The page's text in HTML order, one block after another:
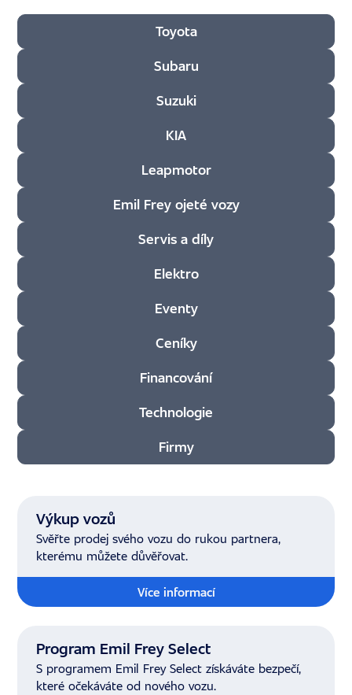
Filtr dle sekce
Toyota
Subaru
Suzuki
KIA
Leapmotor
Emil Frey ojeté vozy
Servis a díly
Elektro
Eventy
Ceníky
Financování
Technologie
Firmy
Výkup vozů
Svěřte prodej svého vozu do rukou partnera,
kterému můžete důvěřovat.
Více informací
Program Emil Frey Select
S programem Emil Frey Select získáváte bezpečí,
které očekáváte od nového vozu.